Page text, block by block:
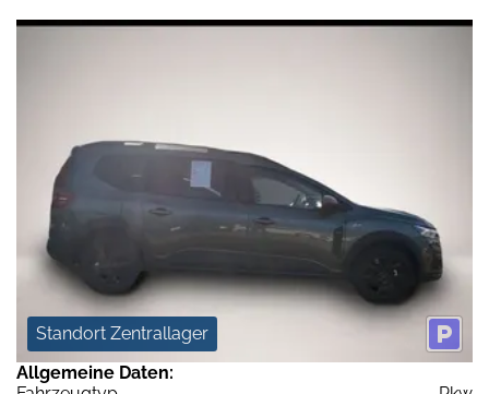
Standort Zentrallager
Allgemeine Daten: